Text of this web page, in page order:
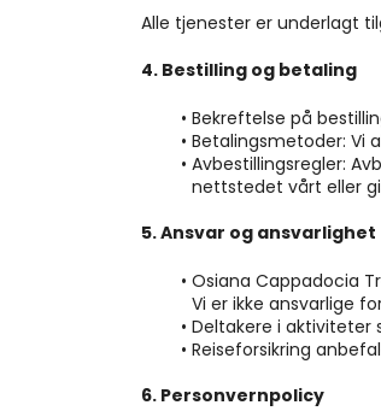
Alle tjenester er underlagt
4. Bestilling og betaling
Bekreftelse på
Betalingsmetoder: Vi
Avbestillingsregler:
nettstedet vårt eller
5. Ansvar og ansvarlighet
Osiana Cappadocia
Vi er ikke ansvarlige
Deltakere i aktiviteter
Reiseforsikring
6. Personvernpolicy